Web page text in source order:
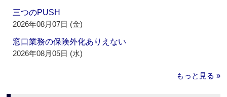
三つのPUSH
2026年08月07日 (金)
窓口業務の保険外化ありえない
2026年08月05日 (水)
もっと見る »